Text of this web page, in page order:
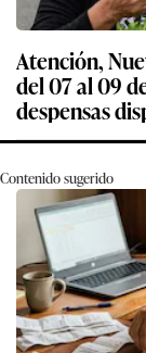
Atención,
del 07 al 09
despensas
Contenido sugerido